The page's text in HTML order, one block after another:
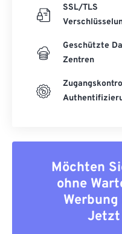
SSL/TLS
Geschützte
Zentren
Möchten
ohne
Jetzt